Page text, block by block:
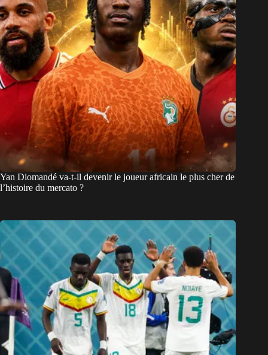
Yan Diomandé va-t-il devenir le joueur africain le plus cher de
l’histoire du mercato ?